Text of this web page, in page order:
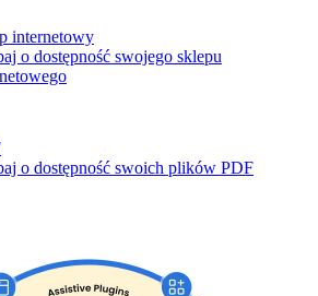
internetowy
o dostępność swojego sklepu
o dostępność swoich plików PDF